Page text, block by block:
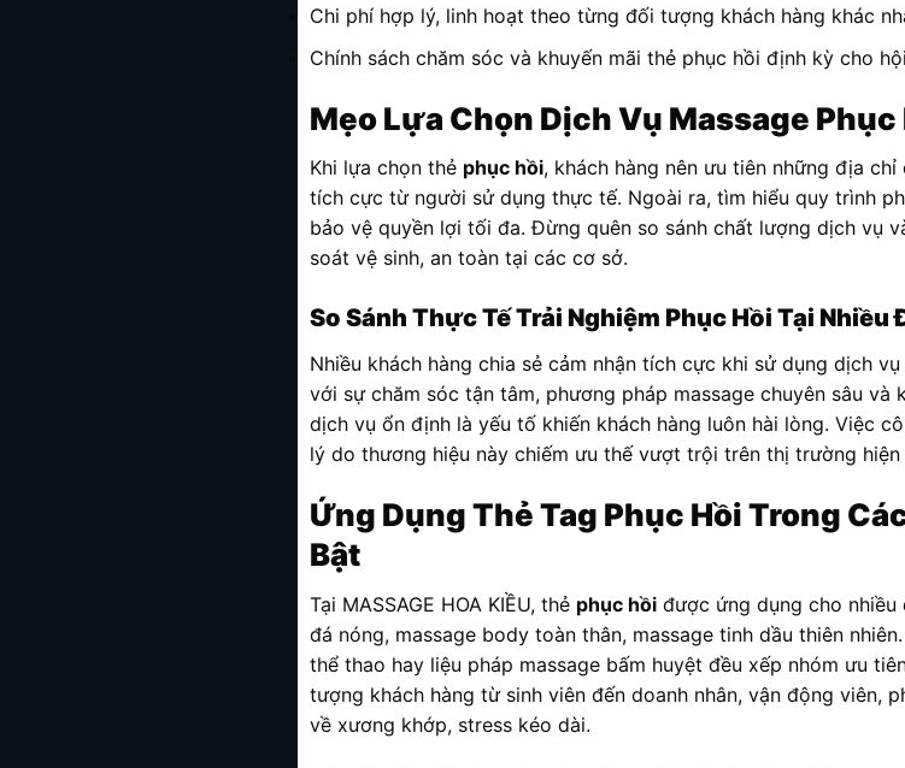
Chi phí hợp lý, linh hoạt theo từng đối tượng khách hàng khác
Chính sách chăm sóc và khuyến mãi thẻ phục hồi định kỳ cho
Mẹo Lựa Chọn Dịch Vụ Massage Phục
Khi lựa chọn thẻ phục hồi, khách hàng nên ưu tiên những địa
tích cực từ người sử dụng thực tế. Ngoài ra, tìm hiểu quy trình
bảo vệ quyền lợi tối đa. Đừng quên so sánh chất lượng dịch vụ
soát vệ sinh, an toàn tại các cơ sở.
So Sánh Thực Tế Trải Nghiệm Phục Hồi Tại Nhiều
Nhiều khách hàng chia sẻ cảm nhận tích cực khi sử dụng dịch
với sự chăm sóc tận tâm, phương pháp massage chuyên sâu và
dịch vụ ổn định là yếu tố khiến khách hàng luôn hài lòng. Việc
lý do thương hiệu này chiếm ưu thế vượt trội trên thị trường hiện
Ứng Dụng Thẻ Tag Phục Hồi Trong
Bật
Tại MASSAGE HOA KIỀU, thẻ phục hồi được ứng dụng cho nhiều
đá nóng, massage body toàn thân, massage tinh dầu thiên
thể thao hay liệu pháp massage bấm huyệt đều xếp nhóm ưu
tượng khách hàng từ sinh viên đến doanh nhân, vận động viên,
về xương khớp, stress kéo dài.